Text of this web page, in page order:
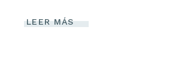
LEER MÁS